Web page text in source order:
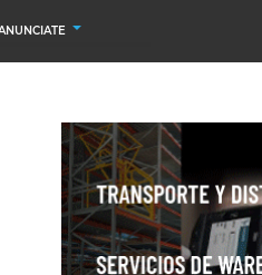
Email Marketing
Branded Content
Publicidad Revista